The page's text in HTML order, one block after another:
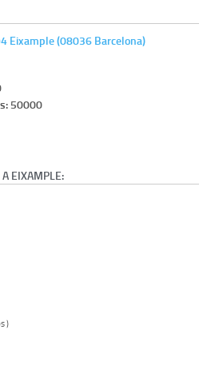
Eixample (08036 Barcelona)
50000
EIXAMPLE:
)